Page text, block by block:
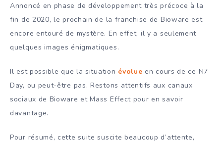
Annoncé en phase de développement très précoce à la
fin de 2020, le prochain de la franchise de Bioware est
encore entouré de mystère. En effet, il y a seulement
quelques images énigmatiques.
Il est possible que la situation évolue en cours de ce N7
Day, ou peut-être pas. Restons attentifs aux canaux
sociaux de Bioware et Mass Effect pour en savoir
davantage.
Pour résumé, cette suite suscite beaucoup d’attente,